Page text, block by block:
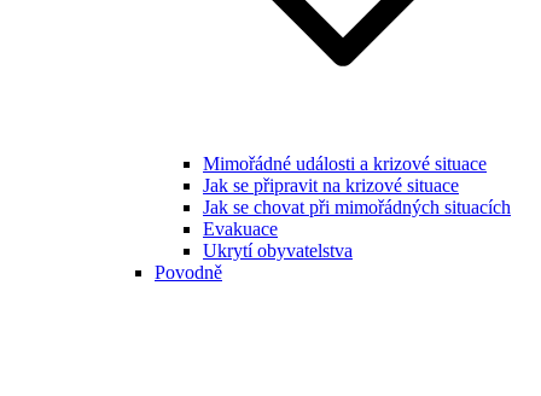
Mimořádné události a krizové situace
Jak se připravit na krizové situace
Jak se chovat při mimořádných situacích
Evakuace
Ukrytí obyvatelstva
Povodně